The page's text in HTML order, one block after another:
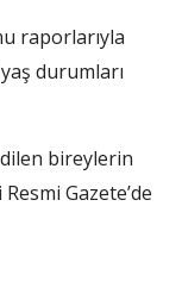
raporlarıyla
durumları
bireylerin
Gazete’de